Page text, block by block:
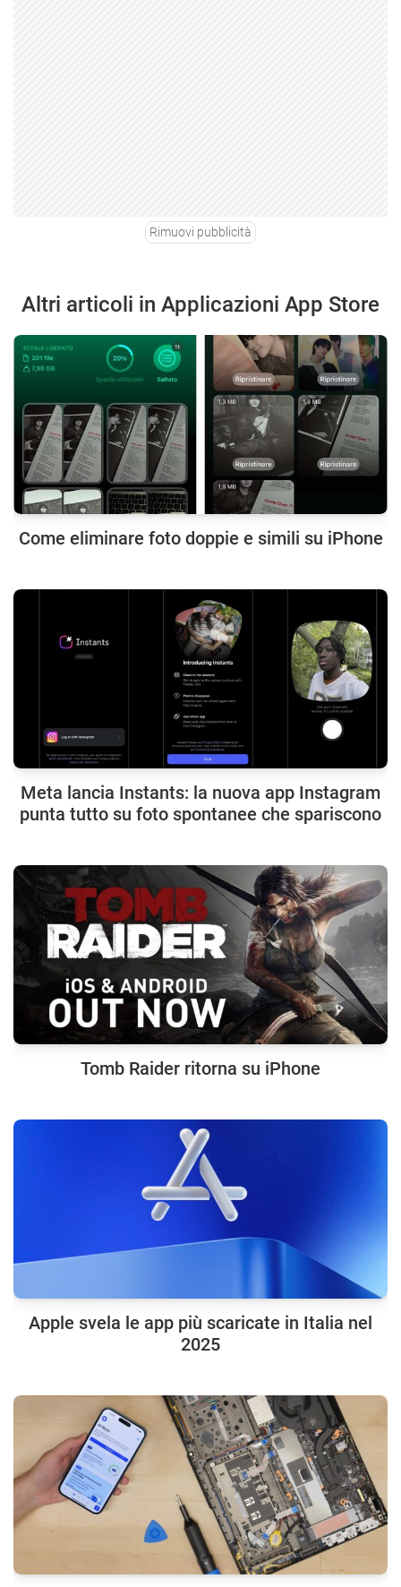
Rimuovi pubblicità
Altri articoli in Applicazioni App Store
Come eliminare foto doppie e simili su iPhone
Meta lancia Instants: la nuova app Instagram
punta tutto su foto spontanee che spariscono
Tomb Raider ritorna su iPhone
Apple svela le app più scaricate in Italia nel
2025